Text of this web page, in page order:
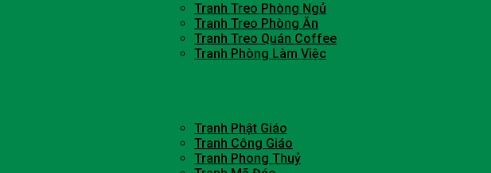
Tranh Treo Phòng Ngủ
Tranh Treo Phòng Ăn
Tranh Treo Quán Coffee
Tranh Phòng Làm Việc
Tranh Phật Giáo
Tranh Công Giáo
Tranh Phong Thuỷ